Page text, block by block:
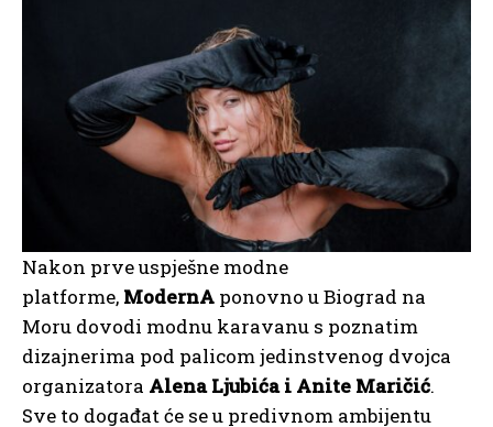
Nakon prve uspješne modne
platforme, ModernA ponovno u Biograd na
Moru dovodi modnu karavanu s poznatim
dizajnerima pod palicom jedinstvenog dvojca
organizatora Alena Ljubića i Anite Maričić.
Sve to događat će se u predivnom ambijentu